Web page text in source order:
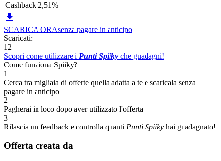
Cashback:2,51%

SCARICA ORAsenza pagare in anticipo
Scaricati:
12
Scopri come utilizzare i Punti Spiiky che guadagni!
Come funziona Spiiky?
1
Cerca tra migliaia di offerte quella adatta a te e scaricala senza
pagare in anticipo
2
Pagherai in loco dopo aver utilizzato l'offerta
3
Rilascia un feedback e controlla quanti Punti Spiiky hai guadagnato!
Offerta creata da